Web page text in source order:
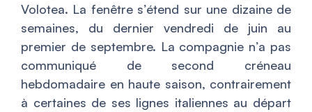
Volotea. La fenêtre s’étend sur une dizaine de
semaines, du dernier vendredi de juin au
premier de septembre. La compagnie n’a pas
communiqué de second créneau
hebdomadaire en haute saison, contrairement
à certaines de ses lignes italiennes au départ